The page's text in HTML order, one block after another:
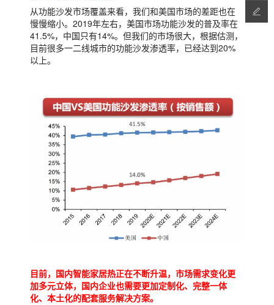
从功能沙发市场覆盖来看，我们和美国市场的差距也在
慢慢缩小。2019年左右，美国市场功能沙发的普及率在
41.5%，中国只有14%。但我们的市场很大，根据估测，
目前很多一二线城市的功能沙发渗透率，已经达到20%
以上。
目前，国内智能家居热正在不断升温，市场需求变化更
加多元立体，国内企业也需要更加定制化、完整一体
化、本土化的配套服务解决方案。